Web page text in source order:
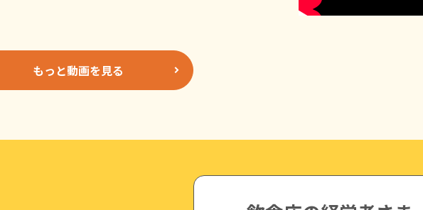
もっと動画を見る